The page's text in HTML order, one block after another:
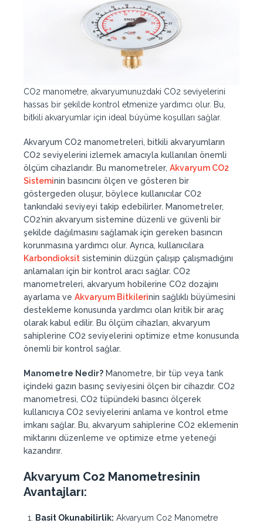
CO2 manometre, akvaryumunuzdaki CO2 seviyelerini
hassas bir şekilde kontrol etmenize yardımcı olur. Bu,
bitkili akvaryumlar için ideal büyüme koşulları sağlar.
Akvaryum CO2 manometreleri, bitkili akvaryumların
CO2 seviyelerini izlemek amacıyla kullanılan önemli
ölçüm cihazlarıdır. Bu manometreler, Akvaryum CO2
Sisteminin basıncını ölçen ve gösteren bir
göstergeden oluşur, böylece kullanıcılar CO2
tankındaki seviyeyi takip edebilirler. Manometreler,
CO2’nin akvaryum sistemine düzenli ve güvenli bir
şekilde dağılmasını sağlamak için gereken basıncın
korunmasına yardımcı olur. Ayrıca, kullanıcılara
Karbondioksit sisteminin düzgün çalışıp çalışmadığını
anlamaları için bir kontrol aracı sağlar. CO2
manometreleri, akvaryum hobilerine CO2 dozajını
ayarlama ve Akvaryum Bitkilerinin sağlıklı büyümesini
destekleme konusunda yardımcı olan kritik bir araç
olarak kabul edilir. Bu ölçüm cihazları, akvaryum
sahiplerine CO2 seviyelerini optimize etme konusunda
önemli bir kontrol sağlar.
Manometre Nedir? Manometre, bir tüp veya tank
içindeki gazın basınç seviyesini ölçen bir cihazdır. CO2
manometresi, CO2 tüpündeki basıncı ölçerek
kullanıcıya CO2 seviyelerini anlama ve kontrol etme
imkanı sağlar. Bu, akvaryum sahiplerine CO2 eklemenin
miktarını düzenleme ve optimize etme yeteneği
kazandırır.
Akvaryum Co2 Manometresinin
Avantajları:
Basit Okunabilirlik: Akvaryum Co2 Manometre